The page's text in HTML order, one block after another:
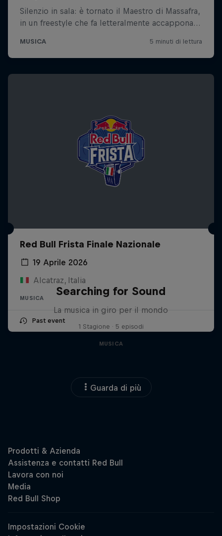
Red Bull Frista Finale Nazionale
19 Aprile 2026
Alcatraz, Italia
MUSICA
Past event
Searching for Sound
La musica in giro per il mondo
1 Stagione · 5 episodi
MUSICA
Guarda di più